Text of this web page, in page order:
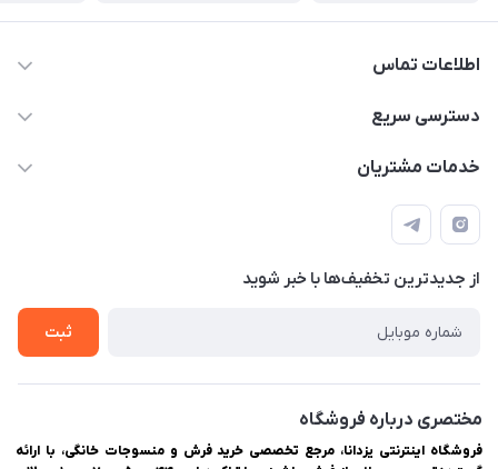
اطلاعات تماس
03538252575
اینترنتی یزدانا
دسترسی سریع
حساب کاربری
لیست محصولات
درباره ما
خدمات مشتریان
راهنمای ثبت سفارش
حریم خصوصی
سوالات متداول
از جدید‌ترین تخفیف‌ها با‌ خبر شوید
ثبت
مختصری درباره فروشگاه
فروشگاه اینترنتی یزدانا، مرجع تخصصی خرید فرش و منسوجات خانگی، با ارائه